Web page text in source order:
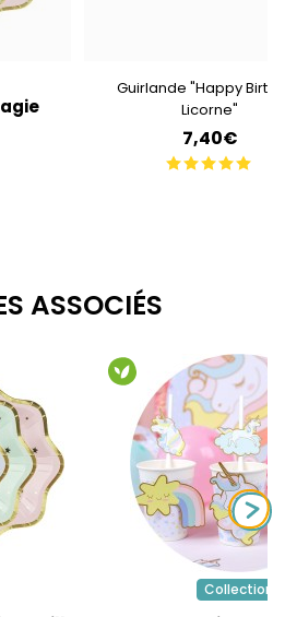
Guirlande "Happy
Licorne"
7,40€
ASSOCIÉS
Collection